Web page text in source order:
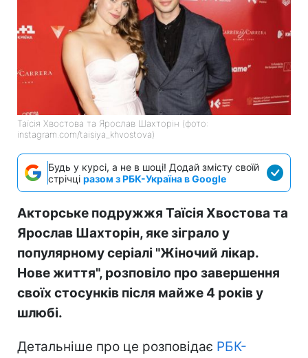
Таїсія Хвостова та Ярослав Шахторін (фото:
instagram.com/taisiya_khvostova)
Будь у курсі, а не в шоці! Додай змісту своїй
стрічці разом з РБК-Україна в Google
Акторське подружжя Таїсія Хвостова та
Ярослав Шахторін, яке зіграло у
популярному серіалі "Жіночий лікар.
Нове життя", розповіло про завершення
своїх стосунків після майже 4 років у
шлюбі.
Детальніше про це розповідає РБК-